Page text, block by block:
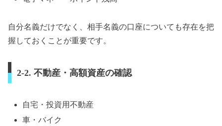
自分名義だけでなく、相手名義の口座についても存在を把
握しておくことが重要です。
2-2. 不動産・高額資産の確認
自宅・投資用不動産
車・バイク